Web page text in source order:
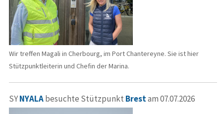
Wir treffen Magali in Cherbourg, im Port Chantereyne. Sie ist hier
Stützpunktleiterin und Chefin der Marina.
SYNYALAbesuchte Stützpunkt Brestam 07.07.2026